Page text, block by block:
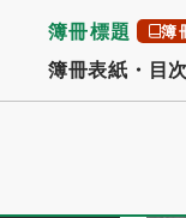
簿冊標題 簿
簿冊表紙・目